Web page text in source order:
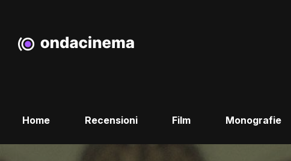
Home Recensioni Film Monografie